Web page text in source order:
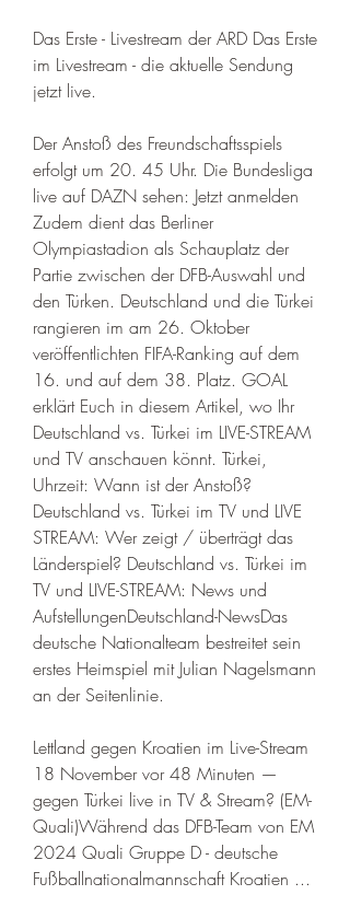
Das Erste - Livestream der ARD Das Erste
im Livestream - die aktuelle Sendung
jetzt live.
Der Anstoß des Freundschaftsspiels
erfolgt um 20. 45 Uhr. Die Bundesliga
live auf DAZN sehen: Jetzt anmelden
Zudem dient das Berliner
Olympiastadion als Schauplatz der
Partie zwischen der DFB-Auswahl und
den Türken. Deutschland und die Türkei
rangieren im am 26. Oktober
veröffentlichten FIFA-Ranking auf dem
16. und auf dem 38. Platz. GOAL
erklärt Euch in diesem Artikel, wo Ihr
Deutschland vs. Türkei im LIVE-STREAM
und TV anschauen könnt. Türkei,
Uhrzeit: Wann ist der Anstoß?
Deutschland vs. Türkei im TV und LIVE
STREAM: Wer zeigt / überträgt das
Länderspiel? Deutschland vs. Türkei im
TV und LIVE-STREAM: News und
AufstellungenDeutschland-NewsDas
deutsche Nationalteam bestreitet sein
erstes Heimspiel mit Julian Nagelsmann
an der Seitenlinie.
Lettland gegen Kroatien im Live-Stream
18 November vor 48 Minuten —
gegen Türkei live in TV & Stream? (EM-
Quali)Während das DFB-Team von EM
2024 Quali Gruppe D - deutsche
Fußballnationalmannschaft Kroatien ...